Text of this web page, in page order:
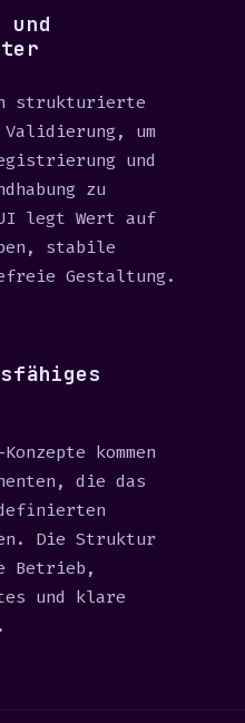
strukturierte
um
und
zu
legt Wert auf
stabile
Gestaltung.
kommen
die das
Die Struktur
Betrieb,
und klare